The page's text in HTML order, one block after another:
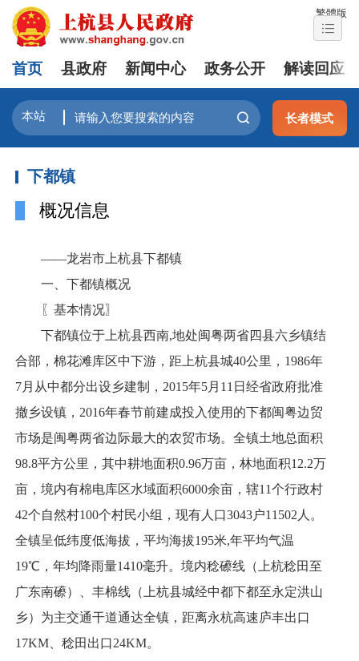
繁體版
首页 县政府 新闻中心 政务公开 解读回应
长者模式
下都镇
概况信息
——龙岩市上杭县下都镇
一、下都镇概况
〖基本情况〗
下都镇位于上杭县西南,地处闽粤两省四县六乡镇结
合部，棉花滩库区中下游，距上杭县城40公里，1986年
7月从中都分出设乡建制，2015年5月11日经省政府批准
撤乡设镇，2016年春节前建成投入使用的下都闽粤边贸
市场是闽粤两省边际最大的农贸市场。全镇土地总面积
98.8平方公里，其中耕地面积0.96万亩，林地面积12.2万
亩，境内有棉电库区水域面积6000余亩，辖11个行政村
42个自然村100个村民小组，现有人口3043户11502人。
全镇呈低纬度低海拔，平均海拔195米,年平均气温
19℃，年均降雨量1410毫升。境内稔礤线（上杭稔田至
广东南礤）、丰棉线（上杭县城经中都下都至永定洪山
乡）为主交通干道通达全镇，距离永杭高速庐丰出口
17KM、稔田出口24KM。